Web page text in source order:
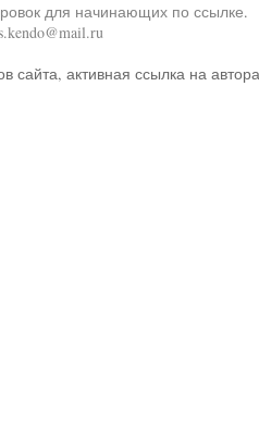
для начинающих по ссылке.
сайта, активная ссылка на